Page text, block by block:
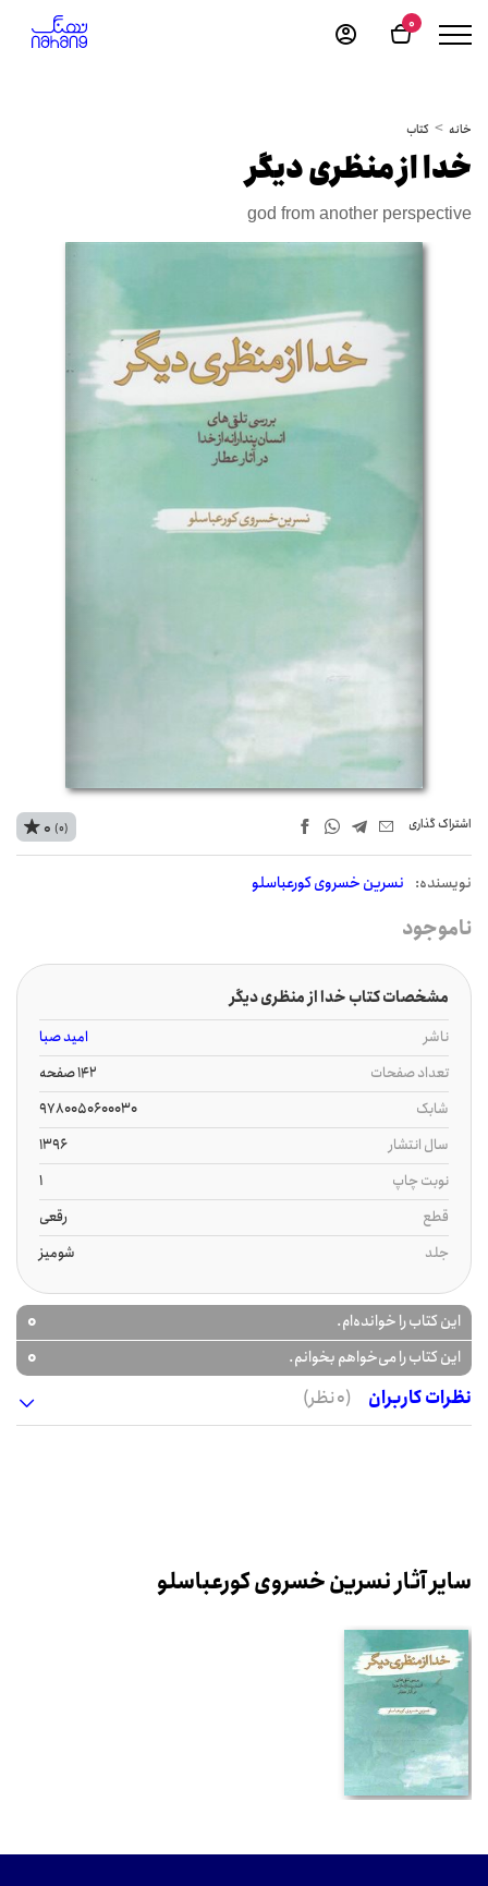
0
خانه کتاب
خدا از منظری دیگر
god from another perspective
اشتراک‌ گذاری
نويسنده: نسرین خسروی کورعباسلو
0 (0)
ناموجود
مشخصات کتاب خدا از منظری دیگر
ناشر
امید صبا
تعداد صفحات
142 صفحه
شابک
9780050600030
سال انتشار
1396
نوبت چاپ
1
قطع
رقعی
جلد
شومیز
این کتاب را خوانده‌ام. 0
این کتاب را می‌خواهم بخوانم.
0
نظرات کاربران
(0 نظر)
سایر آثار نسرین خسروی کورعباسلو